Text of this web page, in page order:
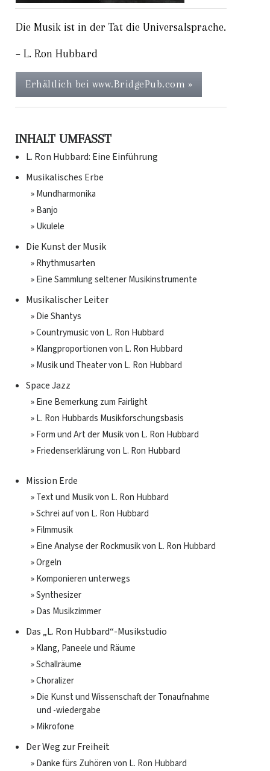
Die Musik ist in der Tat die Universalsprache.
– L. Ron Hubbard
Erhältlich bei www.BridgePub.com »
INHALT UMFASST
L. Ron Hubbard: Eine Einführung
Musikalisches Erbe
» Mundharmonika
» Banjo
» Ukulele
Die Kunst der Musik
» Rhythmusarten
» Eine Sammlung seltener Musikinstrumente
Musikalischer Leiter
» Die Shantys
» Countrymusic von L. Ron Hubbard
» Klangproportionen von L. Ron Hubbard
» Musik und Theater von L. Ron Hubbard
Space Jazz
» Eine Bemerkung zum Fairlight
» L. Ron Hubbards Musikforschungsbasis
» Form und Art der Musik von L. Ron Hubbard
» Friedenserklärung von L. Ron Hubbard
Mission Erde
» Text und Musik von L. Ron Hubbard
» Schrei auf von L. Ron Hubbard
» Filmmusik
» Eine Analyse der Rockmusik von L. Ron Hubbard
» Orgeln
» Komponieren unterwegs
» Synthesizer
» Das Musikzimmer
Das „L. Ron Hubbard“-Musikstudio
» Klang, Paneele und Räume
» Schallräume
» Choralizer
» Die Kunst und Wissenschaft der Tonaufnahme
und -wiedergabe
» Mikrofone
Der Weg zur Freiheit
» Danke fürs Zuhören von L. Ron Hubbard